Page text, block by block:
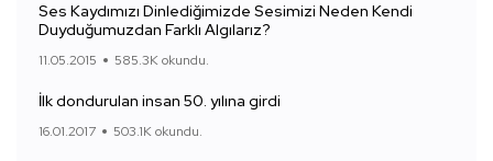
Ses Kaydımızı Dinlediğimizde Sesimizi Neden Kendi
Duyduğumuzdan Farklı Algılarız?
11.05.2015 585.3K okundu.
İlk dondurulan insan 50. yılına girdi
16.01.2017 503.1K okundu.